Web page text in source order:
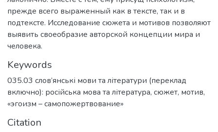
прежде всего выраженный как в тексте, так и в
подтексте. Исследование сюжета и мотивов позволяют
выявить своеобразие авторской концепции мира и
человека.
Keywords
035.03 слов’янські мови та літератури (переклад
включно): російська мова та література, сюжет, мотив,
«эгоизм – самопожертвование»
Citation